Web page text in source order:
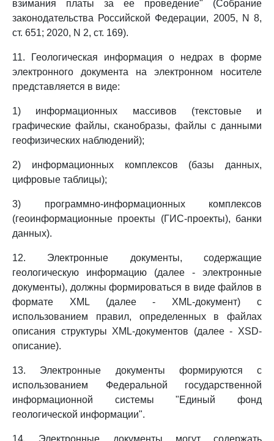
взимания платы за ее проведение" (Собрание
законодательства Российской Федерации, 2005, N 8,
ст. 651; 2020, N 2, ст. 169).
11. Геологическая информация о недрах в форме
электронного документа на электронном носителе
представляется в виде:
1) информационных массивов (текстовые и
графические файлы, сканобразы, файлы с данными
геофизических наблюдений);
2) информационных комплексов (базы данных,
цифровые таблицы);
3) программно-информационных комплексов
(геоинформационные проекты (ГИС-проекты), банки
данных).
12. Электронные документы, содержащие
геологическую информацию (далее - электронные
документы), должны формироваться в виде файлов в
формате XML (далее - XML-документ) с
использованием правил, определенных в файлах
описания структуры XML-документов (далее - XSD-
описание).
13. Электронные документы формируются с
использованием Федеральной государственной
информационной системы "Единый фонд
геологической информации".
14. Электронные документы могут содержать